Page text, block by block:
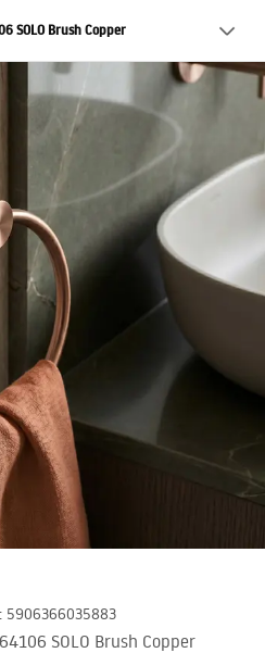
SOLO Brush Copper
: 5906366035883
SOLO Brush Copper